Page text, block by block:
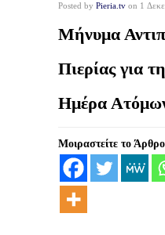
Posted by Pieria.tv on 1
Μήνυμα
Πιερίας για
Ημέρα
Μοιραστείτε το Άρθρο